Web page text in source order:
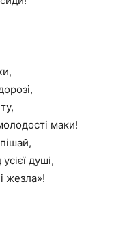
маки!
душі,
жезла»!